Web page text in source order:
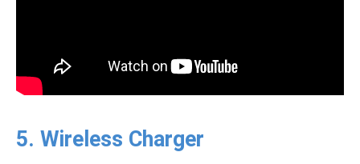
5. Wireless Charger